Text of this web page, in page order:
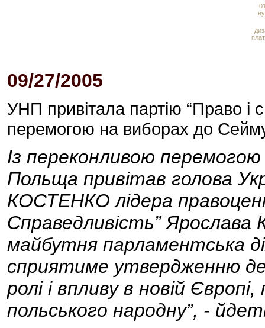
09/27/2005
УНП привітала партію “Право і
перемогою на виборах до
Із переконливою
Польща привітав голова
КОСТЕНКО лідера
Справедливість”
майбутня парламентська
сприятиме утвердженню
ролі і впливу в новій
польського народну”, -